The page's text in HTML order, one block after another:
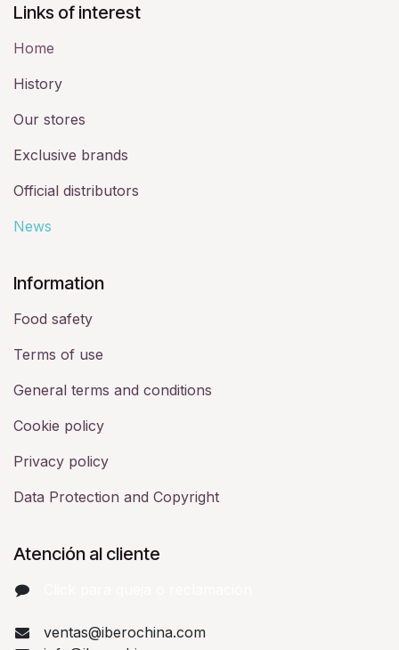
Links of interest
Home
History​
Our stores
Exclusive brands
Official distributors
News
​Information
Food safety
Terms of use
General terms and conditions
Cookie policy
Privacy policy
Data Protection and Copyright
Atención al cliente
ventas@iberochina.com